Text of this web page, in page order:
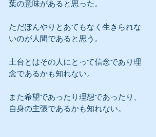
葉の意味があると思った。
ただぼんやりとあてもなく生きられな
いのが人間であると思う。
土台とはその人にとって信念であり理
念であるかも知れない。
また希望であったり理想であったり、
自身の主張であるかも知れない。